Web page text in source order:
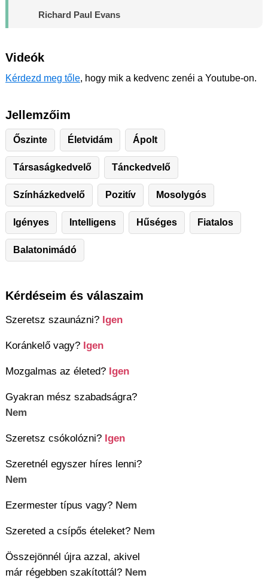
Richard Paul Evans
Videók
Kérdezd meg tőle, hogy mik a kedvenc zenéi a Youtube-on.
Jellemzőim
Őszinte Életvidám Ápolt
Társaságkedvelő Tánckedvelő
Színházkedvelő Pozitív Mosolygós
Igényes Intelligens Hűséges Fiatalos
Balatonimádó
Kérdéseim és válaszaim
Szeretsz szaunázni? Igen
Koránkelő vagy? Igen
Mozgalmas az életed? Igen
Gyakran mész szabadságra?
Nem
Szeretsz csókolózni? Igen
Szeretnél egyszer híres lenni?
Nem
Ezermester típus vagy? Nem
Szereted a csípős ételeket? Nem
Összejönnél újra azzal, akivel
már régebben szakítottál? Nem